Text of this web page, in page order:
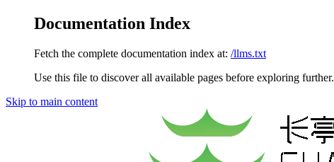
Documentation Index
Fetch the complete documentation index at: /llms.txt
Use this file to discover all available pages before exploring further.
Skip to main content